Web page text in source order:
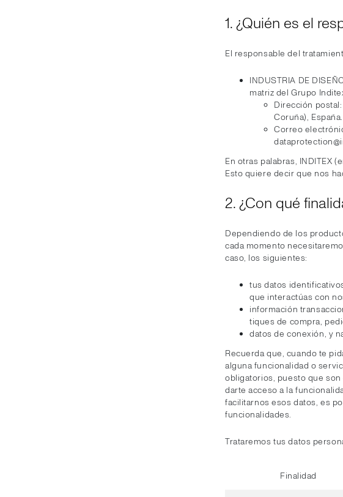
1. ¿Quién es el
El responsable del
INDUSTRIA DE
matriz del Grupo
Dirección
Coruña), España.
Correo
En otras palabras, INDITEX
Esto quiere decir que nos
2. ¿Con qué
Dependiendo de los
cada momento
caso, los siguientes:
tus datos
que interactúas con
información
tiques de compra,
datos de conexión, y
Recuerda que, cuando te
alguna funcionalidad o
obligatorios, puesto que
darte acceso a la
facilitarnos esos datos, es
funcionalidades.
Trataremos tus datos
Finalidad